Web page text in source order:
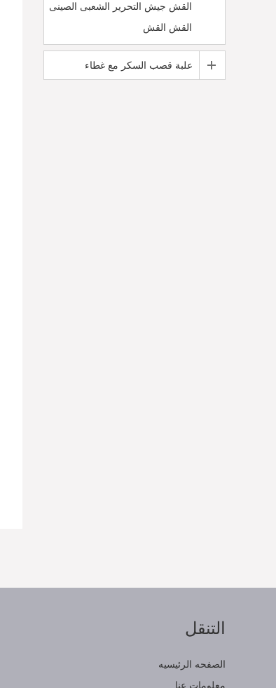
القش جيش التحرير الشعبى الصينى
القش القش
علبة قصب السكر مع غطاء
التنقل
الصفحه الرئيسيه
معلومات عنا